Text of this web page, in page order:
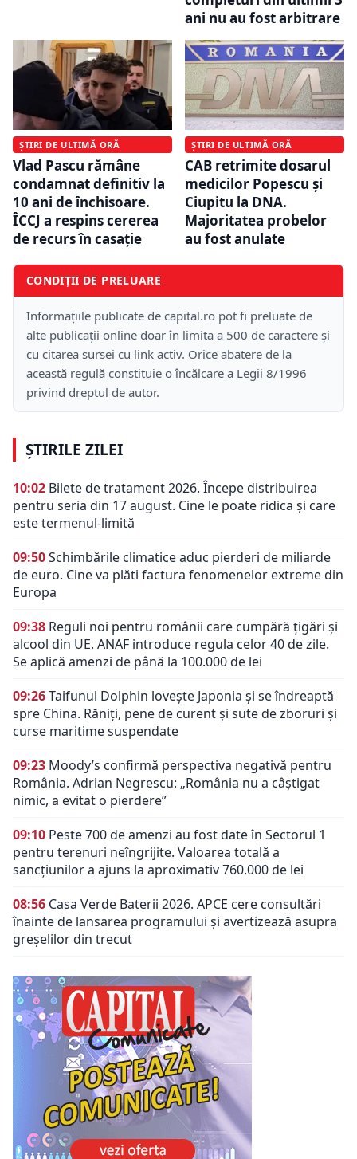
ani nu au fost arbitrare
ȘTIRI DE ULTIMĂ ORĂ
Vlad Pascu rămâne
condamnat definitiv la
10 ani de închisoare.
ÎCCJ a respins cererea
de recurs în casaţie
ȘTIRI DE ULTIMĂ ORĂ
CAB retrimite dosarul
medicilor Popescu și
Ciupitu la DNA.
Majoritatea probelor
au fost anulate
CONDIȚII DE PRELUARE
Informațiile publicate de capital.ro pot fi preluate de
alte publicații online doar în limita a 500 de caractere și
cu citarea sursei cu link activ. Orice abatere de la
această regulă constituie o încălcare a Legii 8/1996
privind dreptul de autor.
ȘTIRILE ZILEI
10:02 Bilete de tratament 2026. Începe distribuirea
pentru seria din 17 august. Cine le poate ridica și care
este termenul-limită
09:50Schimbările climatice aduc pierderi de miliarde
de euro. Cine va plăti factura fenomenelor extreme din
Europa
09:38 Reguli noi pentru românii care cumpără țigări și
alcool din UE. ANAF introduce regula celor 40 de zile.
Se aplică amenzi de până la 100.000 de lei
09:26Taifunul Dolphin lovește Japonia și se îndreaptă
spre China. Răniți, pene de curent și sute de zboruri și
curse maritime suspendate
09:23 Moody’s confirmă perspectiva negativă pentru
România. Adrian Negrescu: „România nu a câștigat
nimic, a evitat o pierdere”
09:10 Peste 700 de amenzi au fost date în Sectorul 1
pentru terenuri neîngrijite. Valoarea totală a
sancțiunilor a ajuns la aproximativ 760.000 de lei
08:56 Casa Verde Baterii 2026. APCE cere consultări
înainte de lansarea programului și avertizează asupra
greșelilor din trecut